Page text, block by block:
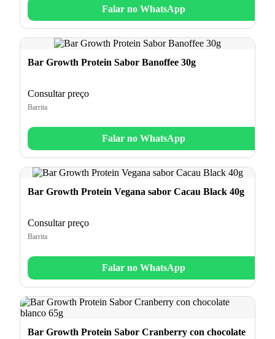
Falar no WhatsApp
Bar Growth Protein Sabor Banoffee 30g
Consultar preço
Barrita
Falar no WhatsApp
Bar Growth Protein Vegana sabor Cacau Black 40g
Consultar preço
Barrita
Falar no WhatsApp
Bar Growth Protein Sabor Cranberry con chocolate